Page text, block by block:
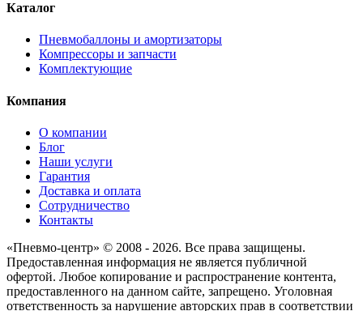
Каталог
Пневмобаллоны и амортизаторы
Компрессоры и запчасти
Комплектующие
Компания
О компании
Блог
Наши услуги
Гарантия
Доставка и оплата
Сотрудничество
Контакты
«Пневмо-центр» © 2008 - 2026. Все права защищены.
Предоставленная информация не является публичной
офертой. Любое копирование и распространение контента,
предоставленного на данном сайте, запрещено. Уголовная
ответственность за нарушение авторских прав в соответствии